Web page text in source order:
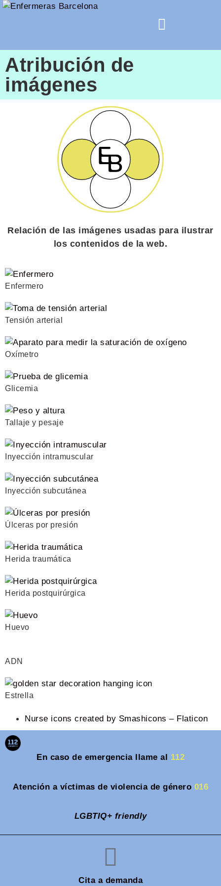
Atribución de
imágenes
Relación de las imágenes usadas para ilustrar
los contenidos de la web.
Enfermero
Tensión arterial
Oxímetro
Glicemia
Tallaje y pesaje
Inyección intramuscular
Inyección subcutánea
Úlceras por presión
Herida traumática
Herida postquirúrgica
Huevo
ADN
Estrella
Nurse icons created by Smashicons – Flaticon
En caso de emergencia llame al 112
Atención a víctimas de violencia de género 016
LGBTIQ+ friendly
Cita a demanda